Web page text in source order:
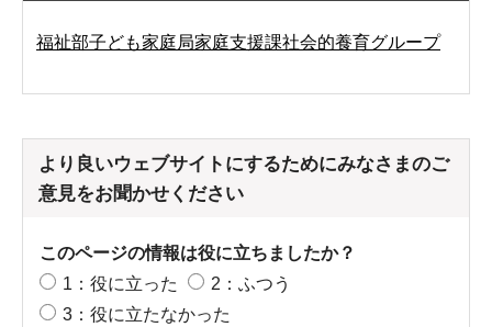
福祉部子ども家庭局家庭支援課社会的養育グループ
より良いウェブサイトにするためにみなさまのご
意見をお聞かせください
このページの情報は役に立ちましたか？
1：役に立った
2：ふつう
3：役に立たなかった